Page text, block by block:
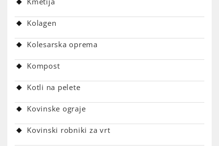
Kolagen
Kolesarska oprema
Kompost
Kotli na pelete
Kovinske ograje
Kovinski robniki za vrt